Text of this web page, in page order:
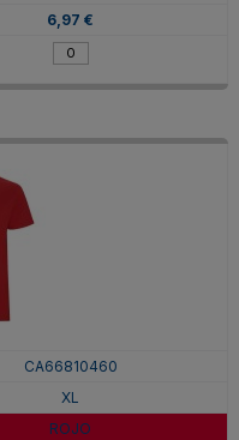
6,97 €
CA66810460
XL
ROJO